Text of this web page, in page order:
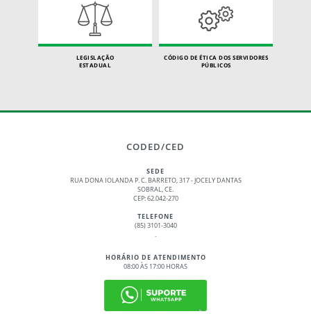
LEGISLAÇÃO
ESTADUAL
CÓDIGO DE ÉTICA DOS SERVIDORES
PÚBLICOS
CODED/CED
SEDE
RUA DONA IOLANDA P. C. BARRETO, 317 - JOCELY DANTAS
SOBRAL, CE.
CEP: 62.042-270
TELEFONE
(85) 3101-3040
.
HORÁRIO DE ATENDIMENTO
08:00 ÀS 17:00 HORAS